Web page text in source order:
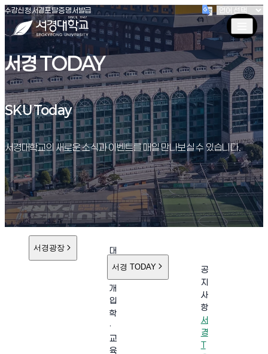
서경대학교
수강신청(새창 열림)
서경포탈(새창 열림)
증명서발급(새창 열림)
서경 TODAY
SKU Today
SKU Today
서경대학교의 새로운 소식과 이벤트를 매일 만나보실 수 있습니다.
서경광장
대
학
개
입
학
·
교
육
서경 TODAY
공
지
사
항
서
경
T